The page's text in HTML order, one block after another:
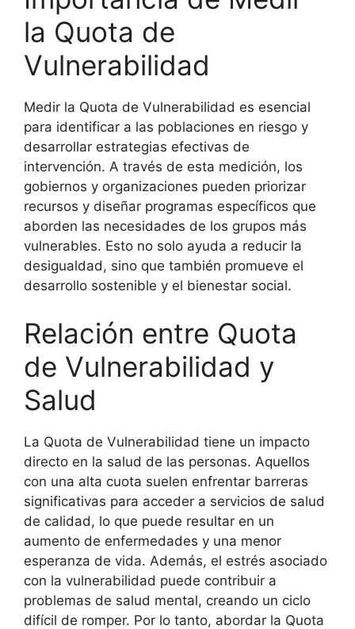
la Quota de
Vulnerabilidad
Medir la Quota de Vulnerabilidad es esencial
para identificar a las poblaciones en riesgo y
desarrollar estrategias efectivas de
intervención. A través de esta medición, los
gobiernos y organizaciones pueden priorizar
recursos y diseñar programas específicos que
aborden las necesidades de los grupos más
vulnerables. Esto no solo ayuda a reducir la
desigualdad, sino que también promueve el
desarrollo sostenible y el bienestar social.
Relación entre Quota
de Vulnerabilidad y
Salud
La Quota de Vulnerabilidad tiene un impacto
directo en la salud de las personas. Aquellos
con una alta cuota suelen enfrentar barreras
significativas para acceder a servicios de salud
de calidad, lo que puede resultar en un
aumento de enfermedades y una menor
esperanza de vida. Además, el estrés asociado
con la vulnerabilidad puede contribuir a
problemas de salud mental, creando un ciclo
difícil de romper. Por lo tanto, abordar la Quota